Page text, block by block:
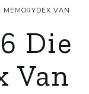
MEMORYDEX VAN
Die
Van